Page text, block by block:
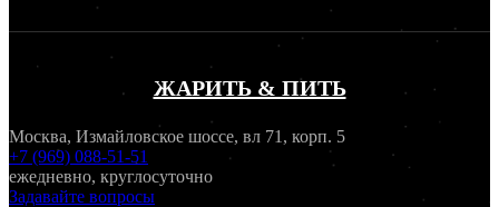
ЖАРИТЬ & ПИТЬ
Москва, Измайловское шоссе, вл 71, корп. 5
+7 (969) 088-51-51
ежедневно, круглосуточно
Задавайте вопросы